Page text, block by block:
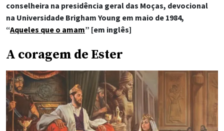
conselheira na presidência geral das Moças, devocional
na Universidade Brigham Young em maio de 1984,
“Aqueles que o amam” [em inglês]
A coragem de Ester